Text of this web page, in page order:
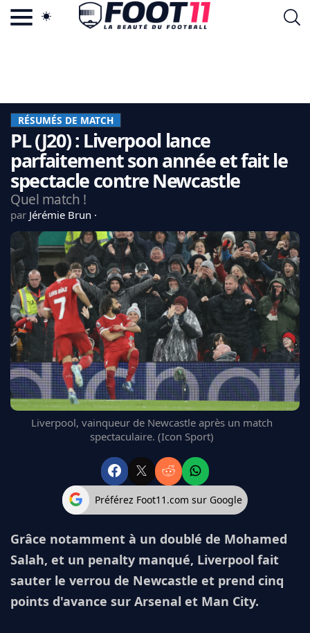
LA CHARTE
VIE PRIVÉE
CGU
CONTACTEZ-NOUS
CDM 2026
EDF
PSG
LIGUE 1
REAL MADRID
FC BARCELONE
MANCHESTER UNITED
CHELSEA
ARSENAL
BAYERN
L'AVIS DE LA RÉDAC'
RÉSUMÉS DE MATCH
PL (J20) : Liverpool lance
parfaitement son année et fait le
spectacle contre Newcastle
Quel match !
par Jérémie Brun
Liverpool, vainqueur de Newcastle après un match
spectaculaire. (Icon Sport)
Préférez Foot11.com sur Google
Grâce notamment à un doublé de Mohamed
Salah, et un penalty manqué, Liverpool fait
sauter le verrou de Newcastle et prend cinq
points d'avance sur Arsenal et Man City.